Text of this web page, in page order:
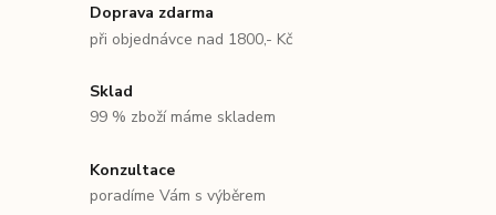
Doprava zdarma
při objednávce nad 1800,- Kč
Sklad
99 % zboží máme skladem
Konzultace
poradíme Vám s výběrem